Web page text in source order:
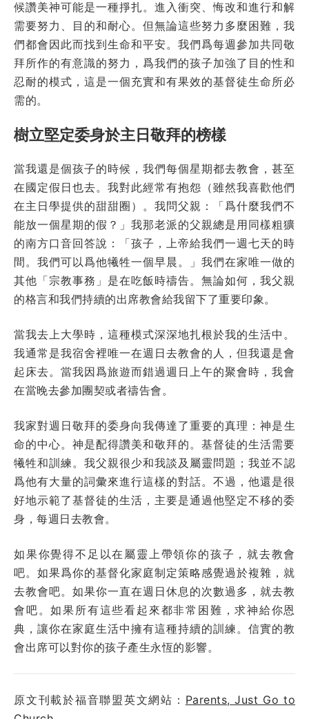
候讚美神可能是一種掙扎。進入衝突、悔改和進行和解
需要努力、目的和耐心。但無論這些努力多麼困難，我
們都會因此而找到生命和平安。我們爲每週參加共同敬
拜所作的有意識的努力，爲我們的孩子加強了目的性和
忍耐的模式，這是一個充實和有果效的基督徒生命所必
需的。
樹立堅定委身於主日敬拜的榜樣
當我還是個孩子的時候，我們每個星期都去教會，甚至
在國定假日也去。我對此經常有抱怨（雖然我喜歡他們
在主日學提供的甜甜圈）。我問父親：「爲什麼我們不
能放一個星期的假？」我那老派的父親總是用同樣粗獷
的南方口音回答說：「孩子，上帝給我們一週七天的時
間。我們可以爲他犧牲一個早晨。」我們在家唯一做的
其他「宗教事務」是在吃飯時禱告。無論如何，我父親
的格言和我們持續的出席教會給我留下了重要印象。
當我去上大學時，這種模式深深地扎根於我的生活中。
我通常是我宿舍裡唯一在週日去教會的人，但我還是會
起床去。當我因爲旅遊而錯過週日上午的聚會時，我會
在當晚去參加團契或者禱告會。
我家對週日敬拜的委身向我傳達了重要的真理：神是生
命的中心。神是配得讚美和敬拜的。基督徒的生活需要
犧牲和訓練。我父親很少和我談及屬靈問題；我並不認
爲他有大量的詞彙來進行這樣的對話。不過，他還是很
好地示範了基督徒的生活，主要是通過他堅定不移的委
身，每週日去教會。
如果你覺得不足以在屬靈上帶領你的孩子，就去教會
吧。如果爲你的基督化家庭制定策略感覺過於複雜，就
去教會吧。如果你一直在週日休息的次數過多，就去教
會吧。如果所有這些看起來都非常困難，求神給你恩
典，讓你在家庭生活中擁有這種持續的訓練。信實的教
會出席可以對你的孩子產生永恆的影響。
原文刊載於福音聯盟英文網站： Parents, Just Go to